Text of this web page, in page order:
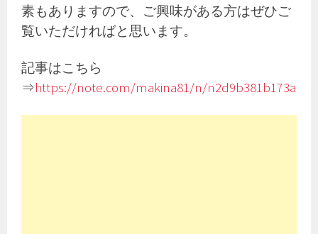
素もありますので、ご興味がある方はぜひご
覧いただければと思います。
記事はこちら
⇒https://note.com/makina81/n/n2d9b381b173a